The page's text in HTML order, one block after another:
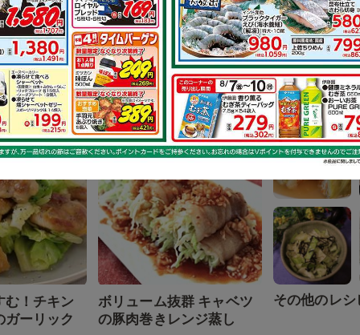
鶏もも肉と
鶏もも肉のイタリアンス
テーキ
その他のレシ
れるレシピ
む！チキン
ガーリック
ボリューム抜群 キャベツ
の豚肉巻きレンジ蒸し
その他のレシ